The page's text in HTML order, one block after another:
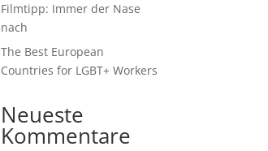
Filmtipp: Immer der Nase
nach
The Best European
Countries for LGBT+ Workers
Neueste
Kommentare